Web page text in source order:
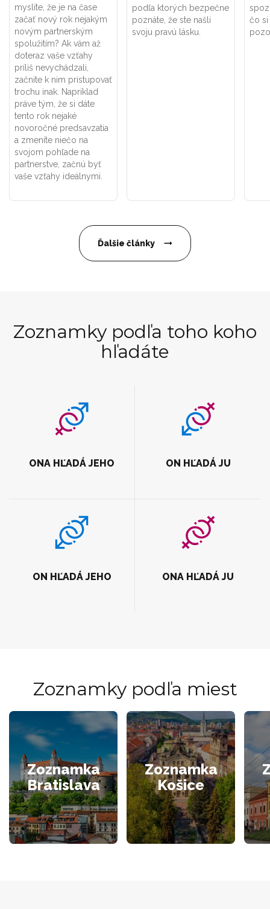
myslíte, že je na čase
začať nový rok nejakým
novým partnerským
spolužitím? Ak vám až
doteraz vaše vzťahy
príliš nevychádzali,
začnite k nim pristupovať
trochu inak. Napríklad
práve tým, že si dáte
tento rok nejaké
novoročné predsavzatia
a zmeníte niečo na
svojom pohľade na
partnerstve, začnú byť
vaše vzťahy ideálnymi.
podľa ktorých bezpečne
poznáte, že ste našli
svoju pravú lásku.
čo si
Ďalšie články
Zoznamky podľa toho koho
hľadáte
ONA HĽADÁ JEHO ON HĽADÁ JU
ON HĽADÁ JEHO ONA HĽADÁ JU
Zoznamky podľa miest
Zoznamka
Bratislava
Zoznamka
Košice